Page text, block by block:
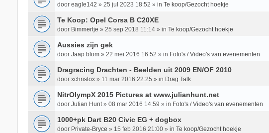
door eagle142 » 25 jul 2023 18:52 » in Te koop/Gezocht hoekje
Te Koop: Opel Corsa B C20XE
door Bimmertje » 25 sep 2018 11:14» in Te koop/Gezocht hoekje
Aussies zijn gek
door Jaap blom» 22 mei 2016 16:52 » in Foto's / Video's van evenementen
Dragracing Drachten - Beelden uit 2009 EN/OF 2010
door xchristox» 11 mar 2016 22:25 » in Drag Talk
NitrOlympX 2015 Pictures at www.julianhunt.net
door Julian Hunt» 08 mar 2016 14:59 » in Foto's / Video's van evenementen
1000+pk Dart B20 Civic EG + dogbox
door Private-Bryce » 15 feb 2016 21:00» in Te koop/Gezocht hoekje